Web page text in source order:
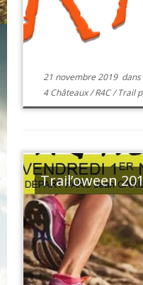
21 novembre 2019dans
4 Châteaux/R4C/Trail
Trail’oween